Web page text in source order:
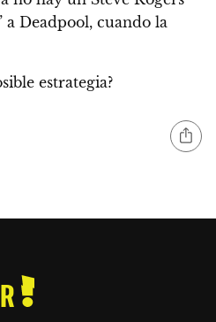
a Deadpool, cuando la
estrategia?